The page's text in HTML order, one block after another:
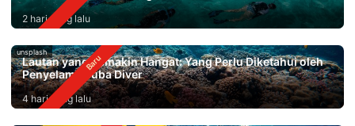
2 hari yang lalu
unsplash
Lautan yang Semakin Hangat: Yang Perlu Diketahui oleh
Penyelam Scuba Diver
4 hari yang lalu